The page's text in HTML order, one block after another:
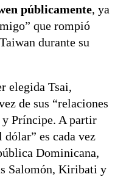
públicamente, ya
que rompió
durante su
elegida Tsai,
de sus “relaciones
y Príncipe. A partir
es cada vez
Dominicana,
Salomón, Kiribati y